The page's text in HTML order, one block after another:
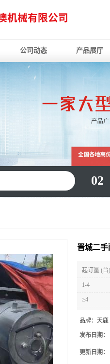
公司动态 产品展厅
02
晋城二
起订量 (台)
1-4
≥4
品牌： 天鹿
发布日期：
更新日期：